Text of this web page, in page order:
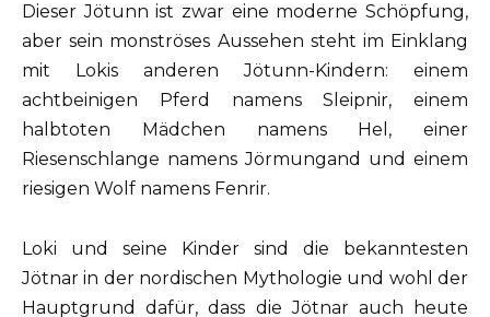
Dieser Jötunn ist zwar eine moderne Schöpfung,
aber sein monströses Aussehen steht im Einklang
mit Lokis anderen Jötunn-Kindern: einem
achtbeinigen Pferd namens Sleipnir, einem
halbtoten Mädchen namens Hel, einer
Riesenschlange namens Jörmungand und einem
riesigen Wolf namens Fenrir.
Loki und seine Kinder sind die bekanntesten
Jötnar in der nordischen Mythologie und wohl der
Hauptgrund dafür, dass die Jötnar auch heute